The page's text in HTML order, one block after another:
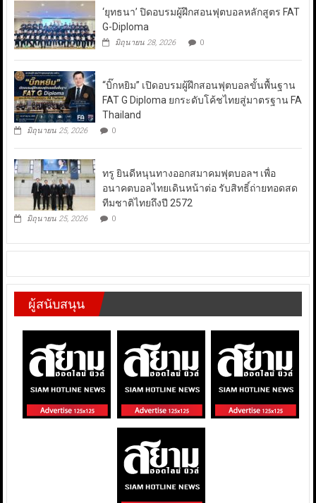
‘ยุทธนา’ ปิดอบรมผู้ฝึกสอนฟุตบอลหลักสูตร FAT
G-Diploma
มิถุนายน 28, 2026 0
“บิ๊กหยิม” เปิดอบรมผู้ฝึกสอนฟุตบอลขั้นพื้นฐาน
FAT G Diploma ยกระดับโค้ชไทยสู่มาตรฐาน FA
Thailand
มิถุนายน 25, 2026 0
ทรู ยินดีหนุนทางออกสมาคมฟุตบอลฯ เพื่อ
อนาคตบอลไทยเดินหน้าต่อ รับสิทธิ์ถ่ายทอดสด
ทีมชาติไทยถึงปี 2572
มิถุนายน 25, 2026 0
ผู้สนับสนุน